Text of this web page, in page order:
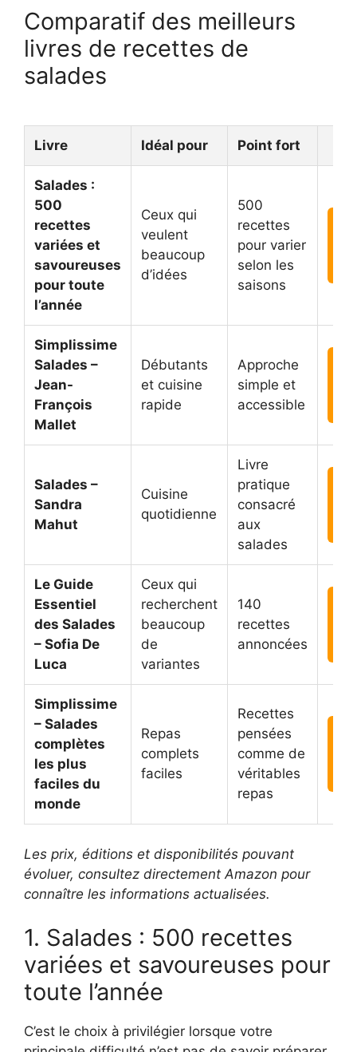
Comparatif des meilleurs
livres de recettes de
salades
Livre Idéal pour Point fort
Salades :
500
recettes
variées et
savoureuses
pour toute
l’année
Ceux qui
veulent
beaucoup
d’idées
500
recettes
pour varier
selon les
saisons
Simplissime
Salades –
Jean-
François
Mallet
Débutants
et cuisine
rapide
Approche
simple et
accessible
Salades –
Sandra
Mahut
Cuisine
quotidienne
Livre
pratique
consacré
aux
salades
Le Guide
Essentiel
des Salades
– Sofia De
Luca
Ceux qui
recherchent
beaucoup
de
variantes
140
recettes
annoncées
Simplissime
– Salades
complètes
les plus
faciles du
monde
Repas
complets
faciles
Recettes
pensées
comme de
véritables
repas
Les prix, éditions et disponibilités pouvant
évoluer, consultez directement Amazon pour
connaître les informations actualisées.
1. Salades : 500 recettes
variées et savoureuses pour
toute l’année
C’est le choix à privilégier lorsque votre